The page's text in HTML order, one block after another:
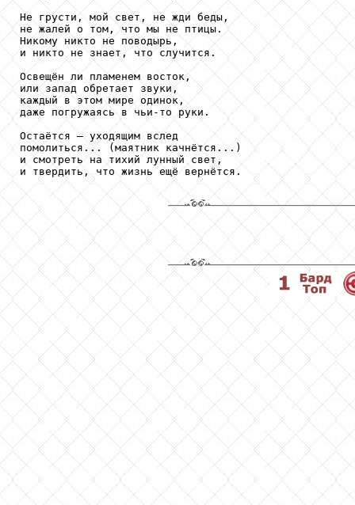
Не грусти, мой свет, не жди беды,
не жалей о том, что мы не птицы.
Никому никто не поводырь,
и никто не знает, что случится.
Освещён ли пламенем восток,
или запад обретает звуки,
каждый в этом мире одинок,
даже погружаясь в чьи-то руки.
Остаётся – уходящим вслед
помолиться... (маятник качнётся...)
и смотреть на тихий лунный свет,
и твердить, что жизнь ещё вернётся.